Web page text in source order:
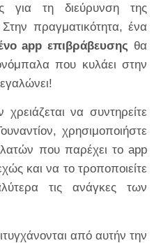
για τη διεύρυνση της
πραγματικότητα, ένα
app επιβράβευσης θα
που κυλάει στην
να συντηρείτε
χρησιμοποιήστε
που παρέχει το app
και να το τροποποιείτε
τις ανάγκες των
από αυτήν την